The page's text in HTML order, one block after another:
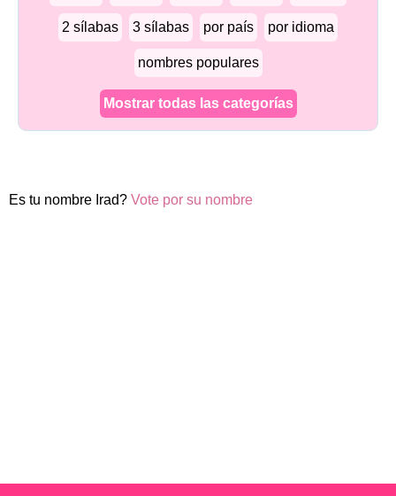
2 sílabas 3 sílabas por país por idioma
nombres populares
Mostrar todas las categorías
Es tu nombre Irad? Vote por su nombre